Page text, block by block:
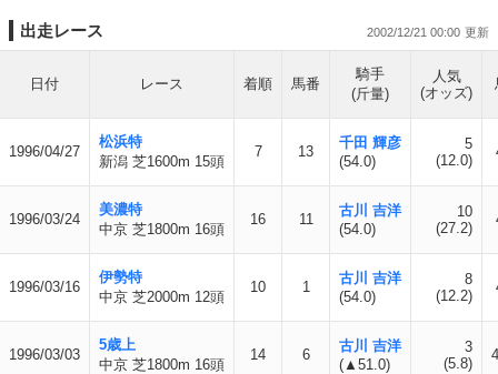
出走レース 2002/12/21 00:00
日付 レース 着順 馬番
騎手
(斤量)
人気
(オッズ)
1996/04/27
松浜特
新潟 芝1600m 15頭
7 13
千田 輝彦
(54.0)
5
(12.0)
1996/03/24
美濃特
中京 芝1800m 16頭
16 11
古川 吉洋
(54.0)
10
(27.2)
1996/03/16
伊勢特
中京 芝2000m 12頭
10 1
古川 吉洋
(54.0)
8
(12.2)
1996/03/03
5歳上
中京 芝1800m 16頭
14 6
古川 吉洋
(▲51.0)
3
(5.8)